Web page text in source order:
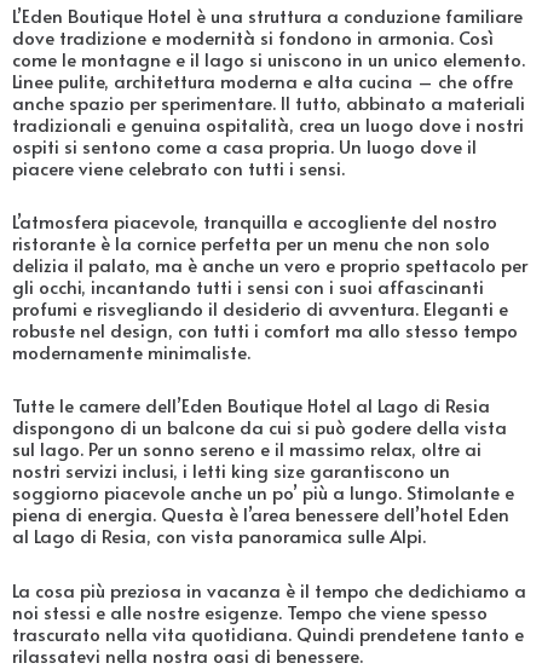
L’Eden Boutique Hotel è una struttura a conduzione familiare
dove tradizione e modernità si fondono in armonia. Così
come le montagne e il lago si uniscono in un unico elemento.
Linee pulite, architettura moderna e alta cucina – che offre
anche spazio per sperimentare. Il tutto, abbinato a materiali
tradizionali e genuina ospitalità, crea un luogo dove i nostri
ospiti si sentono come a casa propria. Un luogo dove il
piacere viene celebrato con tutti i sensi.
L’atmosfera piacevole, tranquilla e accogliente del nostro
ristorante è la cornice perfetta per un menu che non solo
delizia il palato, ma è anche un vero e proprio spettacolo per
gli occhi, incantando tutti i sensi con i suoi affascinanti
profumi e risvegliando il desiderio di avventura. Eleganti e
robuste nel design, con tutti i comfort ma allo stesso tempo
modernamente minimaliste.
Tutte le camere dell’Eden Boutique Hotel al Lago di Resia
dispongono di un balcone da cui si può godere della vista
sul lago. Per un sonno sereno e il massimo relax, oltre ai
nostri servizi inclusi, i letti king size garantiscono un
soggiorno piacevole anche un po’ più a lungo. Stimolante e
piena di energia. Questa è l’area benessere dell’hotel Eden
al Lago di Resia, con vista panoramica sulle Alpi.
La cosa più preziosa in vacanza è il tempo che dedichiamo a
noi stessi e alle nostre esigenze. Tempo che viene spesso
trascurato nella vita quotidiana. Quindi prendetene tanto e
rilassatevi nella nostra oasi di benessere.